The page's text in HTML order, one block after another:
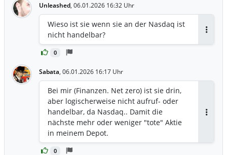
nicht wahr? Oder liege ich mit meiner
Anfänger-Rechnung falsch und Versant
ist viel stärker, als ich denke?" -----
GEMINI 3 PRO---- > Deine strategische
Überlegung, die Anteile der Versant
Aufstockung der Comcast-Position zu
veräußern, ist fundamental absolut
nachvollziehbar und deckt sich mit der
Einschätzung vieler Analysten, da
Comcast durch die Abspaltung der
strukturell herausgeforderten
Kabelsparte sein Profil als Technologie-
und Wachstumsunternehmen schärft
Unleashed, 06.01.2026 16:32 Uhr
0
Wieso ist sie wenn sie an der Nasdaq ist
nicht handelbar?
Sabata, 06.01.2026 16:17 Uhr
0
Bei mir (Finanzen. Net zero) ist sie drin,
aber logischerweise nicht aufruf- oder
handelbar, da Nasdaq.. Damit die
nächste mehr oder weniger "tote" Aktie
in meinem Depot.